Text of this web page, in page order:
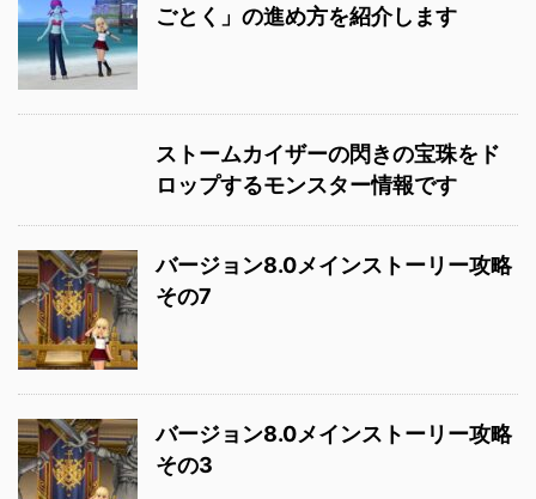
ごとく」の進め方を紹介します
ストームカイザーの閃きの宝珠をド
ロップするモンスター情報です
バージョン8.0メインストーリー攻略
その7
バージョン8.0メインストーリー攻略
その3